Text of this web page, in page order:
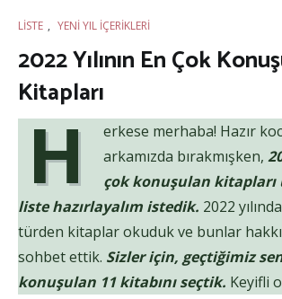
LISTE , YENI YIL İÇERIKLERI
2022 Yılının En Çok
Kitapları
H
erkese merhaba! Hazır
arkamızda bırakmışken,
çok konuşulan kitapları
liste hazırlayalım istedik. 2022
türden kitaplar okuduk ve bunlar
sohbet ettik. Sizler için, geçtiğimiz
konuşulan 11 kitabını seçtik. Keyifli